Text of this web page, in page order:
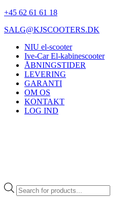
+45 62 61 61 18
SALG@KJSCOOTERS.DK
NIU el-scooter
Ive-Car El-kabinescooter
ÅBNINGSTIDER
LEVERING
GARANTI
OM OS
KONTAKT
LOG IND
Products
search